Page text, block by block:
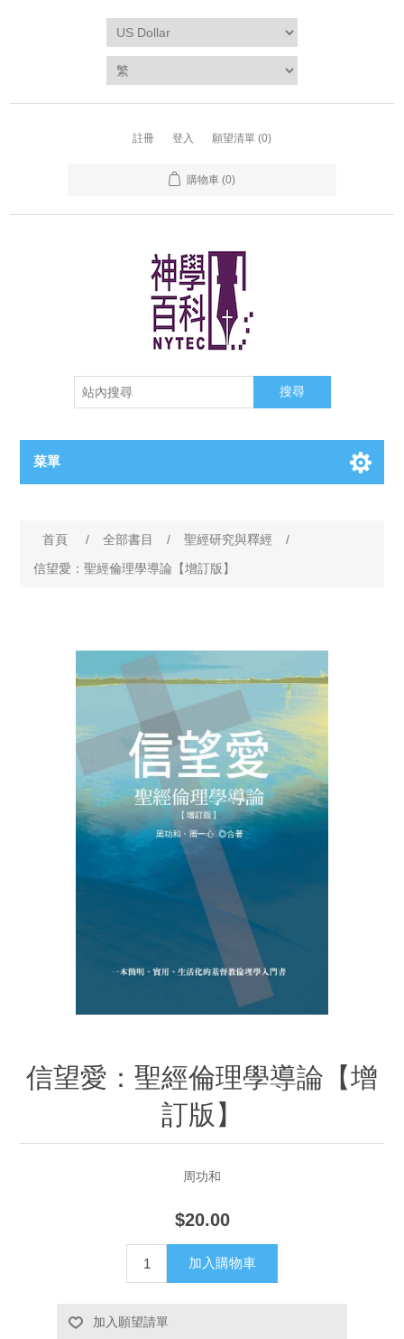
註冊 登入 願望清單 (0)
購物車 (0)
搜尋
菜單
首頁 / 全部書目 / 聖經研究與釋經
/
信望愛：聖經倫理學導論【增訂版】
信望愛：聖經倫理學導論【增
訂版】
周功和
$20.00
加入購物車
加入願望請單